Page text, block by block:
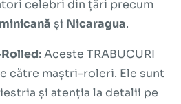
celebri din țări precum
și Nicaragua.
: Aceste TRABUCURI
către maștri-roleri. Ele sunt
și atenția la detalii pe